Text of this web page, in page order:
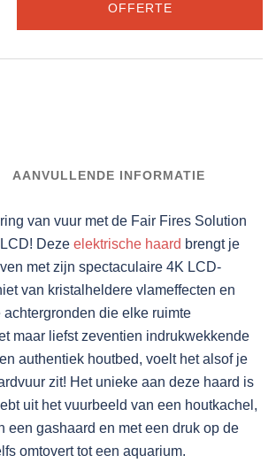
OFFERTE
AANVULLENDE INFORMATIE
van vuur met de Fair Fires Solution
Deze elektrische haard brengt je
met zijn spectaculaire 4K LCD-
van kristalheldere vlameffecten en
die elke ruimte
maar liefst zeventien indrukwekkende
authentiek houtbed, voelt het alsof je
zit! Het unieke aan deze haard is
uit het vuurbeeld van een houtkachel,
een gashaard en met een druk op de
omtovert tot een aquarium.